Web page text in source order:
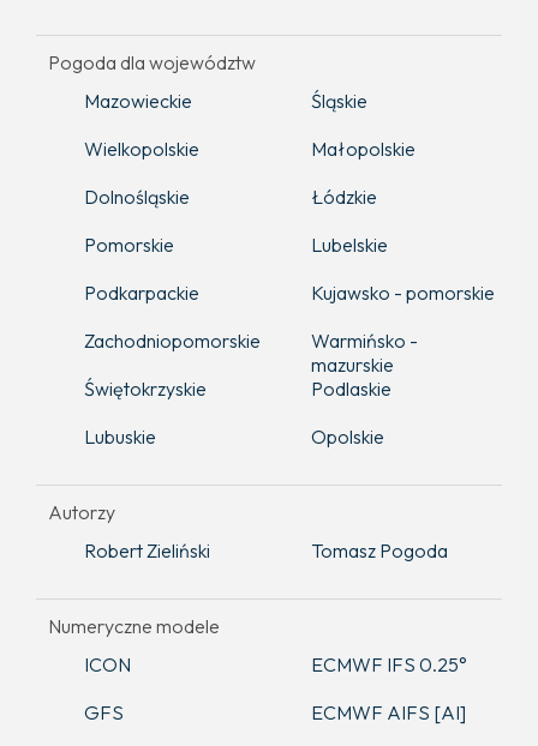
Pogoda dla województw
Mazowieckie
Śląskie
Wielkopolskie
Małopolskie
Dolnośląskie
Łódzkie
Pomorskie
Lubelskie
Podkarpackie
Kujawsko - pomorskie
Zachodniopomorskie
Warmińsko -
mazurskie
Świętokrzyskie
Podlaskie
Lubuskie
Opolskie
Autorzy
Robert Zieliński
Tomasz Pogoda
Numeryczne modele
ICON
ECMWF IFS 0.25°
GFS
ECMWF AIFS [AI]